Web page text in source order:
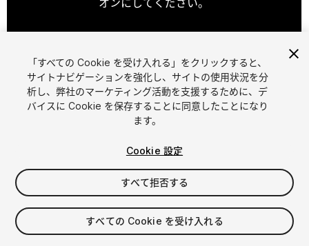
クッキーの設定
1/3
$69
消費税は決済時に計算されます
「すべての Cookie を受け入れる」をクリックすると、
サイトナビゲーションを強化し、サイトの使用状況を分
析し、弊社のマーケティング活動を支援するために、デ
バイスに Cookie を保存することに同意したことになり
ます。
Cookie 設定
すべて拒否する
すべての Cookie を受け入れる